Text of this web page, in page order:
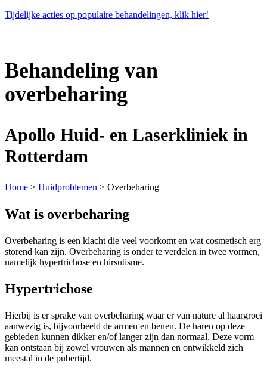
Tijdelijke acties op populaire behandelingen, klik hier!
Behandeling van
overbeharing
Apollo Huid- en Laserkliniek in
Rotterdam
Home > Huidproblemen > Overbeharing
Wat is overbeharing
Overbeharing is een klacht die veel voorkomt en wat cosmetisch erg
storend kan zijn. Overbeharing is onder te verdelen in twee vormen,
namelijk hypertrichose en hirsutisme.
Hypertrichose
Hierbij is er sprake van overbeharing waar er van nature al haargroei
aanwezig is, bijvoorbeeld de armen en benen. De haren op deze
gebieden kunnen dikker en/of langer zijn dan normaal. Deze vorm
kan ontstaan bij zowel vrouwen als mannen en ontwikkeld zich
meestal in de pubertijd.